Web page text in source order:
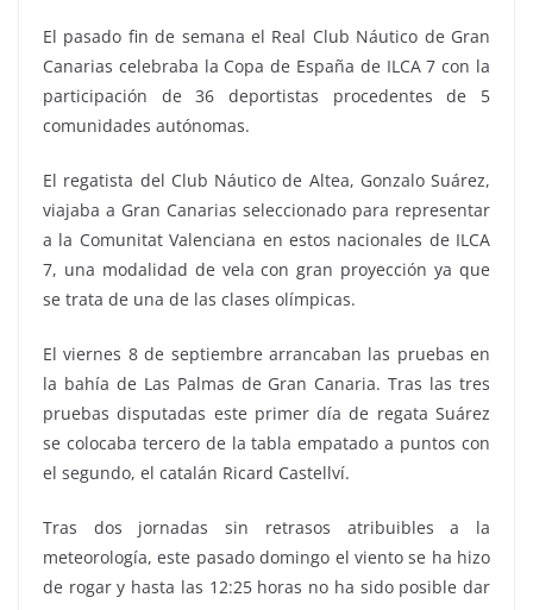
El pasado fin de semana el Real Club Náutico de Gran
Canarias celebraba la Copa de España de ILCA 7 con la
participación de 36 deportistas procedentes de 5
comunidades autónomas.
El regatista del Club Náutico de Altea, Gonzalo Suárez,
viajaba a Gran Canarias seleccionado para representar
a la Comunitat Valenciana en estos nacionales de ILCA
7, una modalidad de vela con gran proyección ya que
se trata de una de las clases olímpicas.
El viernes 8 de septiembre arrancaban las pruebas en
la bahía de Las Palmas de Gran Canaria. Tras las tres
pruebas disputadas este primer día de regata Suárez
se colocaba tercero de la tabla empatado a puntos con
el segundo, el catalán Ricard Castellví.
Tras dos jornadas sin retrasos atribuibles a la
meteorología, este pasado domingo el viento se ha hizo
de rogar y hasta las 12:25 horas no ha sido posible dar